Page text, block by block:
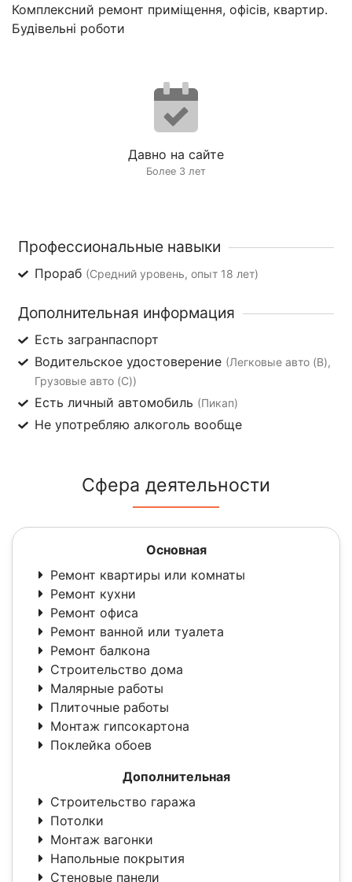
Комплексний ремонт приміщення, офісів, квартир.
Будівельні роботи
Давно на сайте
Более 3 лет
Профессиональные навыки
Прораб (Средний уровень, опыт 18 лет)
Дополнительная информация
Есть загранпаспорт
Водительское удостоверение (Легковые авто (B),
Грузовые авто (C))
Есть личный автомобиль (Пикап)
Не употребляю алкоголь вообще
Сфера деятельности
Основная
Ремонт квартиры или комнаты
Ремонт кухни
Ремонт офиса
Ремонт ванной или туалета
Ремонт балкона
Строительство дома
Малярные работы
Плиточные работы
Монтаж гипсокартона
Поклейка обоев
Дополнительная
Строительство гаража
Потолки
Монтаж вагонки
Напольные покрытия
Стеновые панели